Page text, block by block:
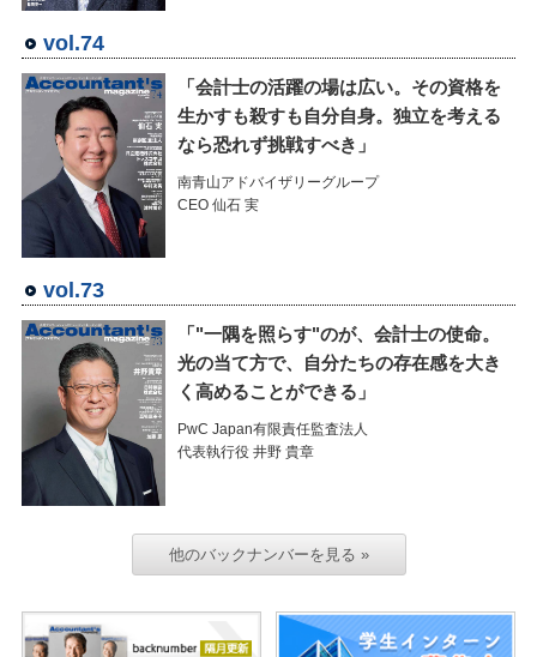
vol.74
「会計士の活躍の場は広い。その資格を
生かすも殺すも自分自身。独立を考える
なら恐れず挑戦すべき」
南青山アドバイザリーグループ
CEO 仙石 実
vol.73
「"一隅を照らす"のが、会計士の使命。
光の当て方で、自分たちの存在感を大き
く高めることができる」
PwC Japan有限責任監査法人
代表執行役 井野 貴章
他のバックナンバーを見る »